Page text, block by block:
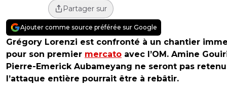
Partager sur
Ajouter comme source préférée sur Google
Grégory Lorenzi est confronté à un chantier
pour son premier mercato avec l’OM. Amine
Pierre-Emerick Aubameyang ne seront pas
l’attaque entière pourrait être à rebâtir.